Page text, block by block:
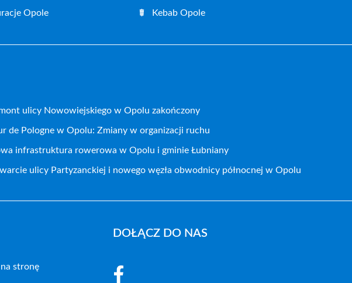
Opole Kebab Opole
ulicy Nowowiejskiego w Opolu zakończony
de Pologne w Opolu: Zmiany w organizacji ruchu
infrastruktura rowerowa w Opolu i gminie Łubniany
ulicy Partyzanckiej i nowego węzła obwodnicy północnej w Opolu
stronę
DOŁĄCZ DO NAS